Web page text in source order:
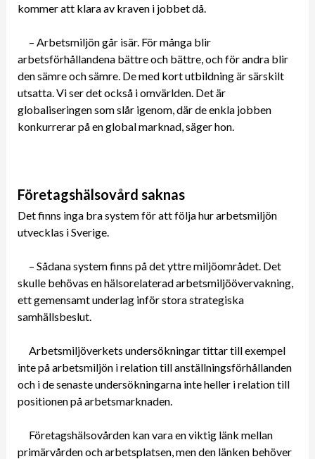
kommer att klara av kraven i jobbet då.
– Arbetsmiljön går isär. För många blir
arbetsförhållandena bättre och bättre, och för andra blir
den sämre och sämre. De med kort utbildning är särskilt
utsatta. Vi ser det också i omvärlden. Det är
globaliseringen som slår igenom, där de enkla jobben
konkurrerar på en global marknad, säger hon.
Företagshälsovård saknas
Det finns inga bra system för att följa hur arbetsmiljön
utvecklas i Sverige.
– Sådana system finns på det yttre miljöområdet. Det
skulle behövas en hälsorelaterad arbetsmiljöövervakning,
ett gemensamt underlag inför stora strategiska
samhällsbeslut.
Arbetsmiljöverkets undersökningar tittar till exempel
inte på arbetsmiljön i relation till anställningsförhållanden
och i de senaste undersökningarna inte heller i relation till
positionen på arbetsmarknaden.
Företagshälsovården kan vara en viktig länk mellan
primärvården och arbetsplatsen, men den länken behöver